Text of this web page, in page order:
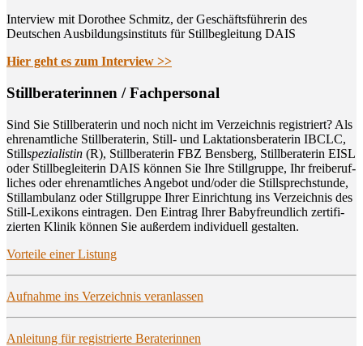
Interview mit Dorothee Schmitz, der Geschäftsführerin des
Deutschen Ausbildungsinstituts für Stillbegleitung DAIS
Hier geht es zum Interview >>
Still­be­ra­te­rin­nen / Fachpersonal
Sind Sie Still­be­ra­te­rin und noch nicht im Ver­zeich­nis regis­triert? Als
ehren­amt­li­che Still­be­ra­te­rin, Still- und Lak­ta­ti­ons­be­ra­te­rin IBCLC,
Stillspe­zia­lis­tin (R), Still­be­ra­te­rin FBZ Bens­berg, Still­be­ra­te­rin EISL
oder Still­be­glei­te­rin DAIS kön­nen Sie Ihre Still­grup­pe, Ihr frei­be­ruf­
li­ches oder ehren­amt­li­ches Ange­bot und/oder die Still­sprech­stun­de,
Still­am­bu­lanz oder Still­grup­pe Ihrer Ein­rich­tung ins Ver­zeich­nis des
Still-Lexi­kons ein­tra­gen. Den Ein­trag Ihrer Baby­freund­lich zer­ti­fi­
zier­ten Kli­nik kön­nen Sie außer­dem indi­vi­du­ell gestalten.
Vor­tei­le einer Listung
Auf­nah­me ins Ver­zeich­nis veranlassen
Anlei­tung für regis­trier­te Beraterinnen